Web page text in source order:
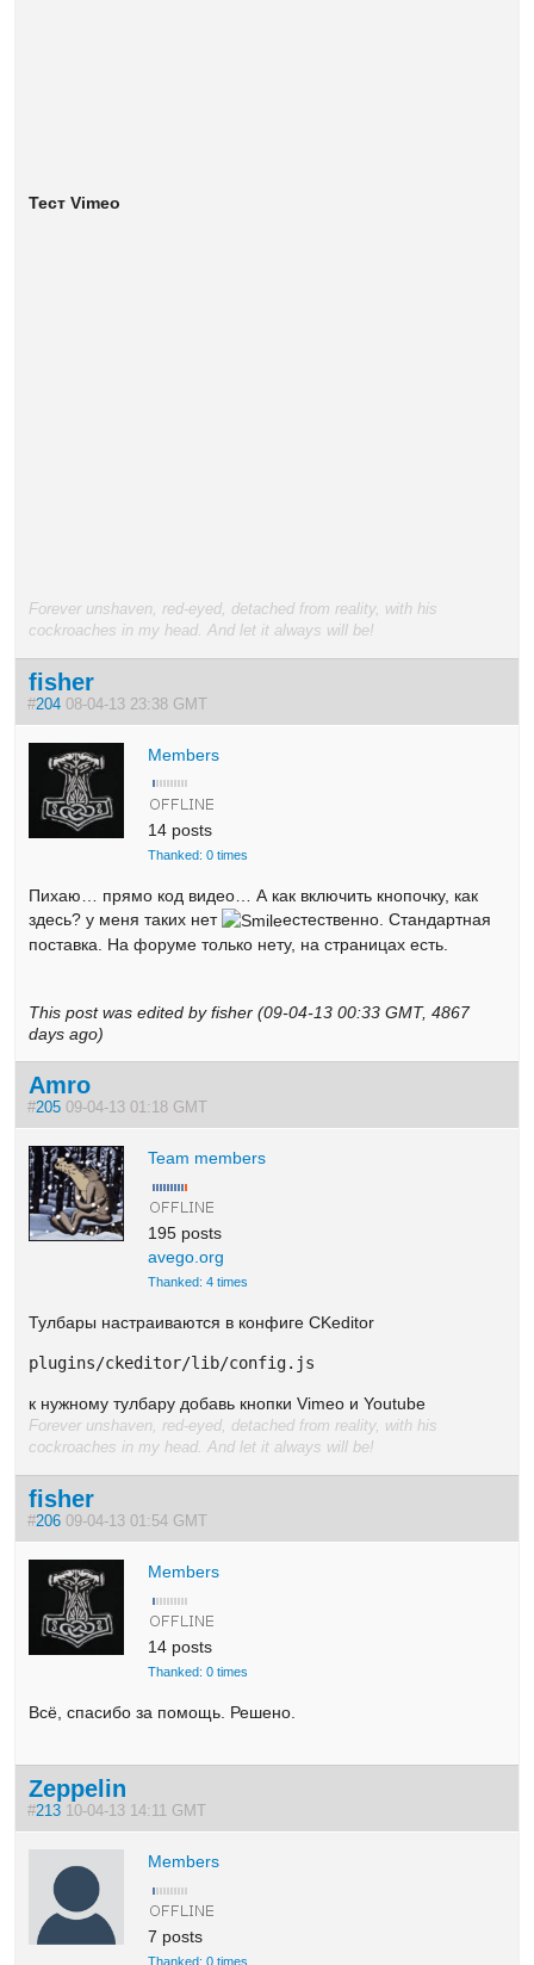
Тест Vimeo
Forever unshaven, red-eyed, detached from reality, with his
cockroaches in my head. And let it always will be!
fisher
#204 08-04-13 23:38 GMT
Members
14 posts
Thanked: 0 times
Пихаю… прямо код видео… А как включить кнопочку, как
здесь? у меня таких нет
естественно. Стандартная
поставка. На форуме только нету, на страницах есть.
This post was edited by fisher (09-04-13 00:33 GMT, 4867
days ago)
Amro
#205 09-04-13 01:18 GMT
Team members
195 posts
avego.org
Thanked: 4 times
Тулбары настраиваются в конфиге CKeditor
plugins/ckeditor/lib/config.js
к нужному тулбару добавь кнопки Vimeo и Youtube
Forever unshaven, red-eyed, detached from reality, with his
cockroaches in my head. And let it always will be!
fisher
#206 09-04-13 01:54 GMT
Members
14 posts
Thanked: 0 times
Всё, спасибо за помощь. Решено.
Zeppelin
#213 10-04-13 14:11 GMT
Members
7 posts
Thanked: 0 times